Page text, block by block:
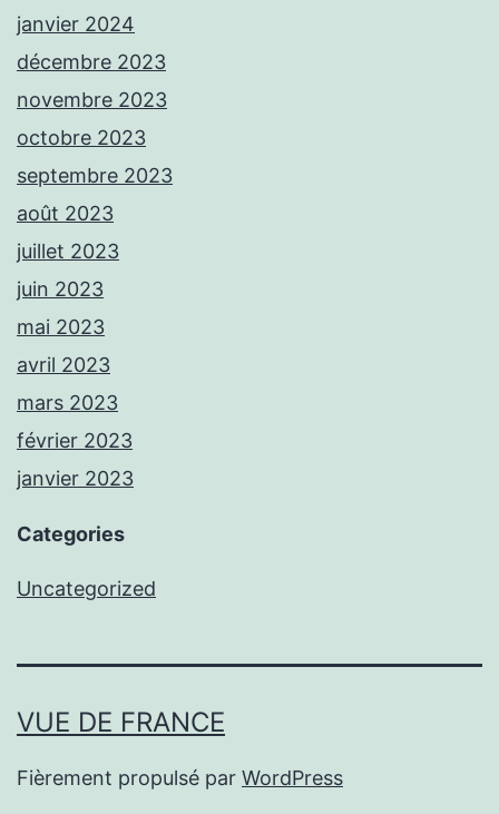
janvier 2024
décembre 2023
novembre 2023
octobre 2023
septembre 2023
août 2023
juillet 2023
juin 2023
mai 2023
avril 2023
mars 2023
février 2023
janvier 2023
Categories
Uncategorized
VUE DE FRANCE
Fièrement propulsé par WordPress